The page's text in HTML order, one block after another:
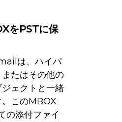
をPSTに保
は、ハイパ
たはその他の
ェクトと一緒
。このMBOX
添付ファイ